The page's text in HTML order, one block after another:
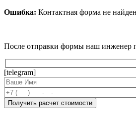
Ошибка: Контактная форма не
После отправки формы наш инженер
[telegram]